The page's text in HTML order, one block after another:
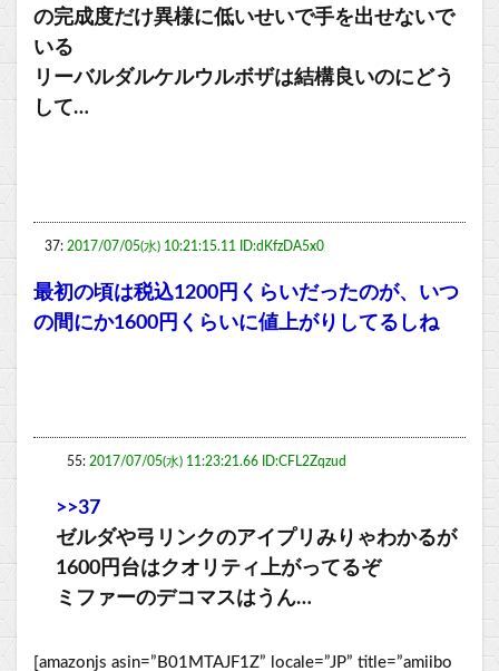
の完成度だけ異様に低いせいで手を出せないで
いる
リーバルダルケルウルボザは結構良いのにどう
して…
37: 2017/07/05(水) 10:21:15.11 ID:dKfzDA5x0
最初の頃は税込1200円くらいだったのが、いつ
の間にか1600円くらいに値上がりしてるしね
55: 2017/07/05(水) 11:23:21.66 ID:CFL2Zqzud
>>37
ゼルダや弓リンクのアイプリみりゃわかるが
1600円台はクオリティ上がってるぞ
ミファーのデコマスはうん…
[amazonjs asin=”B01MTAJF1Z” locale=”JP” title=”amiibo